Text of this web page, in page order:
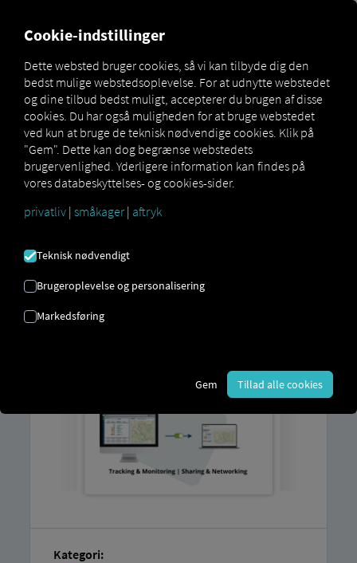
Marketplace Connectors NIC-place Connect
NIC-STEDFORBINDELSE
NIC GmbH? Så kan duudvide denne
du behøver er adgang til
Kategori:
Cookie-indstillinger
Dette websted bruger cookies, så vi kan tilbyde dig den
bedst mulige webstedsoplevelse. For at udnytte webstedet
og dine tilbud bedst muligt, accepterer du brugen af ​​disse
cookies. Du har også muligheden for at bruge webstedet
ved kun at bruge de teknisk nødvendige cookies. Klik på
"Gem". Dette kan dog begrænse webstedets
brugervenlighed. Yderligere information kan findes på
vores databeskyttelses- og cookies-sider.
privatliv | småkager | aftryk
Teknisk nødvendigt
Brugeroplevelse og personalisering
Markedsføring
Gem Tillad alle cookies